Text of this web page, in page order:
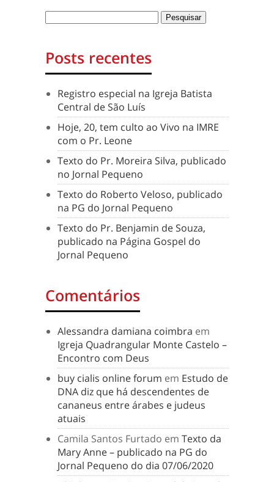
Posts recentes
Registro especial na Igreja Batista
Central de São Luís
Hoje, 20, tem culto ao Vivo na IMRE
com o Pr. Leone
Texto do Pr. Moreira Silva, publicado
no Jornal Pequeno
Texto do Roberto Veloso, publicado
na PG do Jornal Pequeno
Texto do Pr. Benjamin de Souza,
publicado na Página Gospel do
Jornal Pequeno
Comentários
Alessandra damiana coimbra em
Igreja Quadrangular Monte Castelo –
Encontro com Deus
buy cialis online forum em Estudo de
DNA diz que há descendentes de
cananeus entre árabes e judeus
atuais
Camila Santos Furtado em Texto da
Mary Anne – publicado na PG do
Jornal Pequeno do dia 07/06/2020